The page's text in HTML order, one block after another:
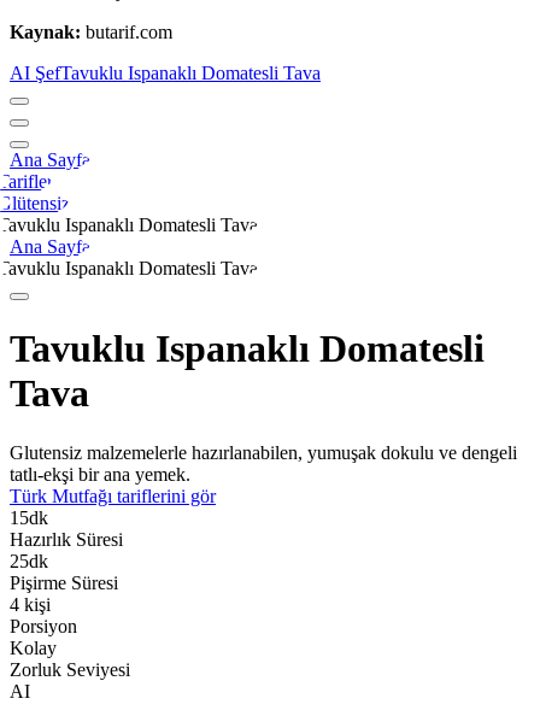
Kaynak: butarif.com
AI ŞefTavuklu Ispanaklı Domatesli Tava
Ana Sayfa
Ispanaklı Domatesli Tava
Ana Sayfa
Ispanaklı Domatesli Tava
Tavuklu Ispanaklı Domatesli
Tava
Glutensiz malzemelerle hazırlanabilen, yumuşak dokulu ve dengeli
tatlı-ekşi bir ana yemek.
Türk Mutfağı tariflerini gör
15dk
Hazırlık Süresi
25dk
Pişirme Süresi
4 kişi
Porsiyon
Kolay
Zorluk Seviyesi
AI